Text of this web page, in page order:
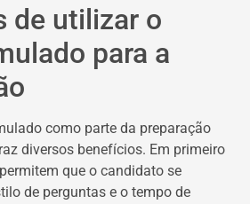
de utilizar o
para a
como parte da preparação
diversos benefícios. Em primeiro
que o candidato se
de perguntas e o tempo de